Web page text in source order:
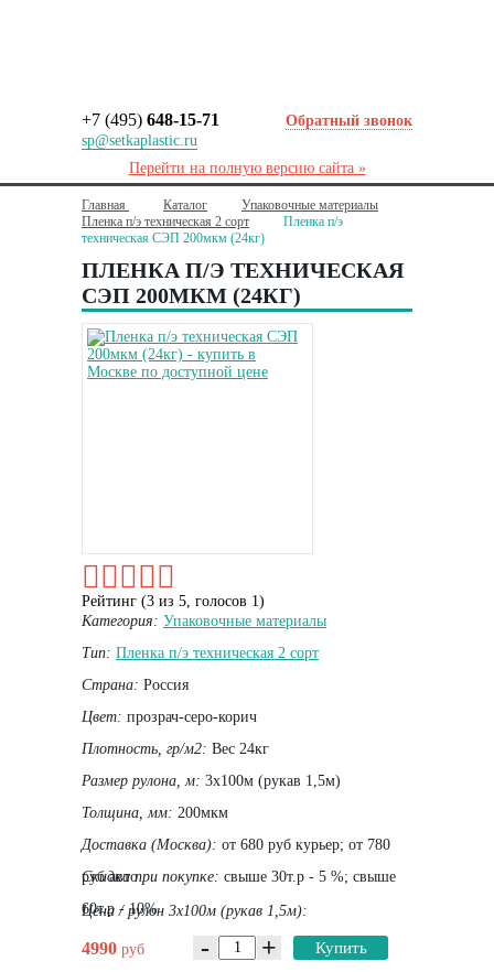
+7 (495) 648-15-71
sp@setkaplastic.ru
Обратный звонок
Перейти на полную версию сайта »
Главная Каталог
Упаковочные материалы
Пленка п/э техническая 2 сорт
Пленка п/э
техническая СЭП 200мкм (24кг)
ПЛЕНКА П/Э ТЕХНИЧЕСКАЯ
СЭП 200МКМ (24КГ)
Рейтинг (3 из 5, голосов 1)
Категория: Упаковочные материалы
Тип: Пленка п/э техническая 2 сорт
Страна: Россия
Цвет: прозрач-серо-корич
Плотность, гр/м2: Вес 24кг
Размер рулона, м: 3х100м (рукав 1,5м)
Толщина, мм: 200мкм
Доставка (Москва): от 680 руб курьер; от 780
руб авто
Скидка при покупке: свыше 30т.р - 5 %; свыше
60т.р - 10%
Цена / рулон 3х100м (рукав 1,5м):
4990 руб - + Купить